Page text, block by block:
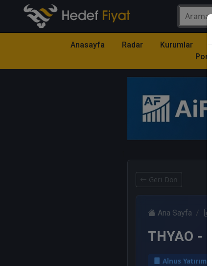
Anasayfa Radar Kurumlar
Geri Dön
Ana Sayfa
THYAO -
Alnus Yatırım